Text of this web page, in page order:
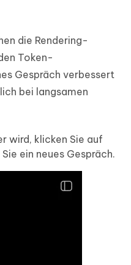
die Rendering-
Token-
Gespräch verbessert
bei langsamen
wird, klicken Sie auf
ein neues Gespräch.